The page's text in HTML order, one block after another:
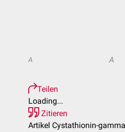
A A
Teilen
Loading...
Zitieren
Artikel Cystathionin-